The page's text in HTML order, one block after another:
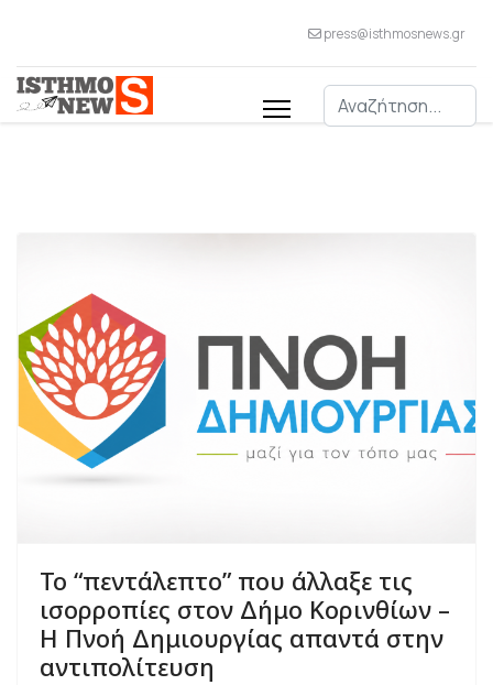
press@isthmosnews.gr
Αναζήτηση
Το “πεντάλεπτο” που άλλαξε τις
ισορροπίες στον Δήμο Κορινθίων –
Η Πνοή Δημιουργίας απαντά στην
αντιπολίτευση